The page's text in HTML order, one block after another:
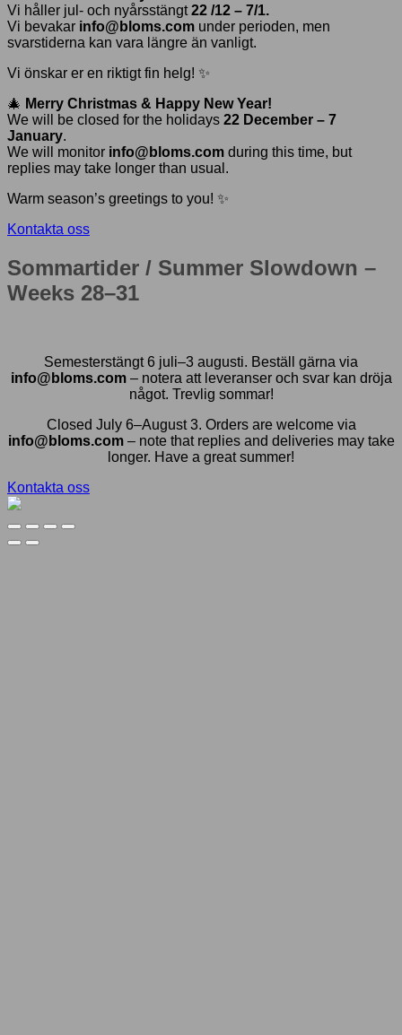
Vi håller jul- och nyårsstängt22 /12 – 7/1.
Vi bevakar info@bloms.com under perioden, men
svarstiderna kan vara längre än vanligt.
Vi önskar er en riktigt fin helg! ✨
🎄 Merry Christmas & Happy New Year!
We will be closed for the holidays 22 December – 7
January.
We will monitor info@bloms.com during this time, but
replies may take longer than usual.
Warm season’s greetings to you! ✨
Kontakta oss
Sommartider / Summer Slowdown –
Weeks 28–31
Semesterstängt 6 juli–3 augusti. Beställ gärna via
info@bloms.com– notera att leveranser och svar kan dröja
något. Trevlig sommar!
Closed July 6–August 3. Orders are welcome via
info@bloms.com– note that replies and deliveries may take
longer. Have a great summer!
Kontakta oss